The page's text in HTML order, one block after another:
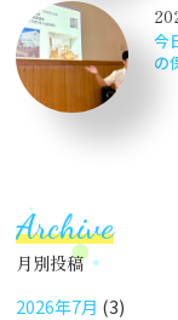
今
の
Archive
月別投稿
2026年7月 (3)